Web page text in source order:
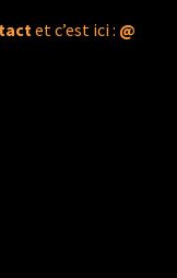
et c’est ici : @